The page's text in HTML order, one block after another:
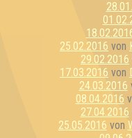
25.02.2016 von
29.02.2016
17.03.2016 von
24.03.2016
08.04.2016
27.04.2016
25.05.2016 von